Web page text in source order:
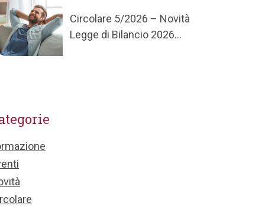
Circolare 5/2026 – Novità
Legge di Bilancio 2026...